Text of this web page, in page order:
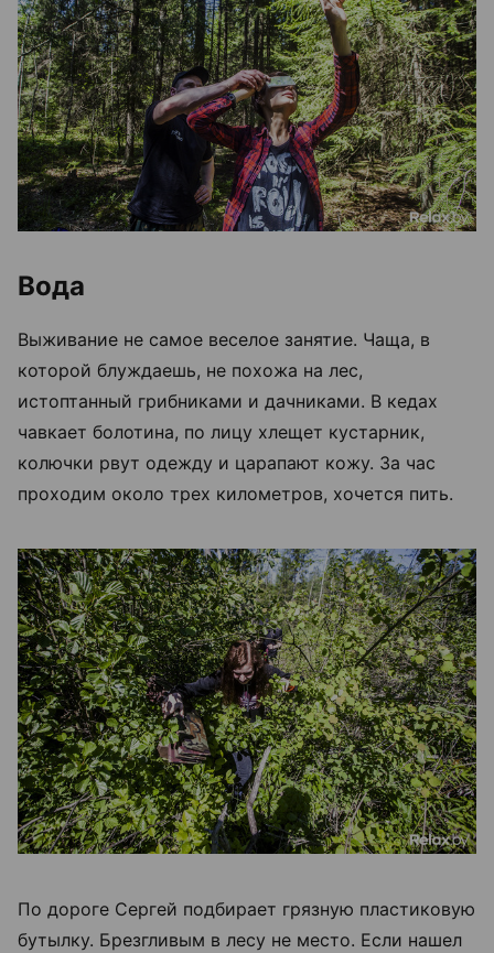
Вода
Выживание не самое веселое занятие. Чаща, в
которой блуждаешь, не похожа на лес,
истоптанный грибниками и дачниками. В кедах
чавкает болотина, по лицу хлещет кустарник,
колючки рвут одежду и царапают кожу. За час
проходим около трех километров, хочется пить.
По дороге Сергей подбирает грязную пластиковую
бутылку. Брезгливым в лесу не место. Если нашел